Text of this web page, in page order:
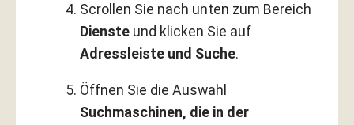
Scrollen Sie nach unten zum Bereich
Dienste und klicken Sie auf
Adressleiste und Suche.
Öffnen Sie die Auswahl
Suchmaschinen, die in der